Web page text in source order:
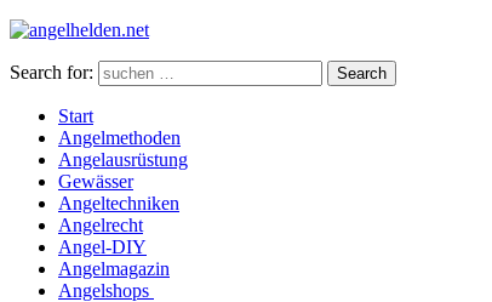
Search for: Search
Start
Angelmethoden
Angelausrüstung
Gewässer
Angeltechniken
Angelrecht
Angel-DIY
Angelmagazin
Angelshops